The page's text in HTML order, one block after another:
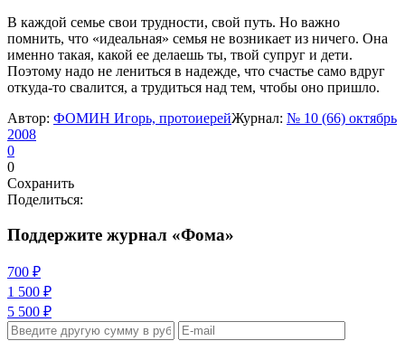
В каждой семье свои трудности, свой путь. Но важно
помнить, что «идеальная» семья не возникает из ничего. Она
именно такая, какой ее делаешь ты, твой супруг и дети.
Поэтому надо не лениться в надежде, что счастье само вдруг
откуда-то свалится, а трудиться над тем, чтобы оно пришло.
Автор: ФОМИН Игорь, протоиерейЖурнал: № 10 (66) октябрь
2008
0
0
Сохранить
Поделиться:
Поддержите журнал «Фома»
700 ₽
1 500 ₽
5 500 ₽